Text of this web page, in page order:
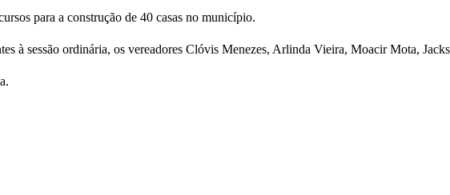
para a construção de 40 casas no município.
à sessão ordinária, os vereadores Clóvis Menezes, Arlinda Vieira, Moacir Mota,